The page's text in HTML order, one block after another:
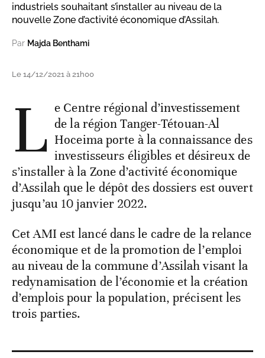
industriels souhaitant s’installer au niveau de la
nouvelle Zone d’activité économique d’Assilah.
Par Majda Benthami
Le 14/12/2021 à 21h00
L e Centre régional d’investissement
de la région Tanger-Tétouan-Al
Hoceima porte à la connaissance des
investisseurs éligibles et désireux de
s’installer à la Zone d’activité économique
d’Assilah que le dépôt des dossiers est ouvert
jusqu’au 10 janvier 2022.
Cet AMI est lancé dans le cadre de la relance
économique et de la promotion de l’emploi
au niveau de la commune d’Assilah visant la
redynamisation de l’économie et la création
d’emplois pour la population, précisent les
trois parties.